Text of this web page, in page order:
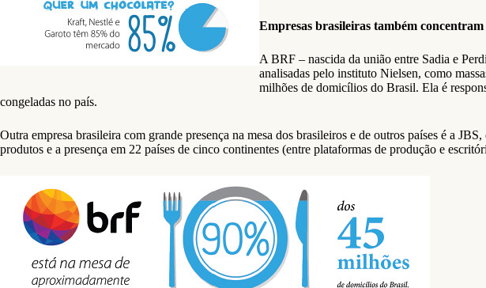
Empresas brasileiras também
A BRF – nascida da união entre Sadia e
analisadas pelo instituto Nielsen, como
milhões de domicílios do Brasil. Ela é
congeladas no país.
Outra empresa brasileira com grande presença na mesa dos brasileiros e de outros países é a
produtos e a presença em 22 países de cinco continentes (entre plataformas de produção e